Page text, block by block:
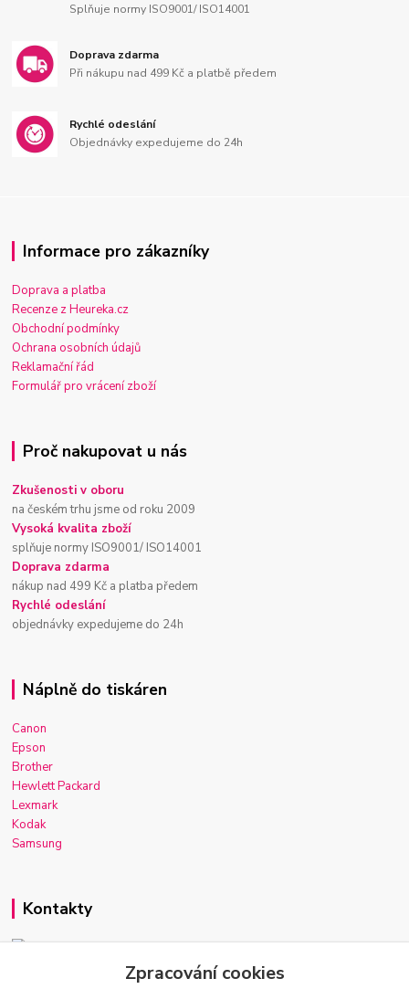
Splňuje normy ISO9001/ ISO14001
Doprava zdarma
Při nákupu nad 499 Kč a platbě předem
Rychlé odeslání
Objednávky expedujeme do 24h
Informace pro zákazníky
Doprava a platba
Recenze z Heureka.cz
Obchodní podmínky
Ochrana osobních údajů
Reklamační řád
Formulář pro vrácení zboží
Proč nakupovat u nás
Zkušenosti v oboru
na českém trhu jsme od roku 2009
Vysoká kvalita zboží
splňuje normy ISO9001/ ISO14001
Doprava zdarma
nákup nad 499 Kč a platba předem
Rychlé odeslání
objednávky expedujeme do 24h
Náplně do tiskáren
Canon
Epson
Brother
Hewlett Packard
Lexmark
Kodak
Samsung
Kontakty
Josef MacekZpracování cookies